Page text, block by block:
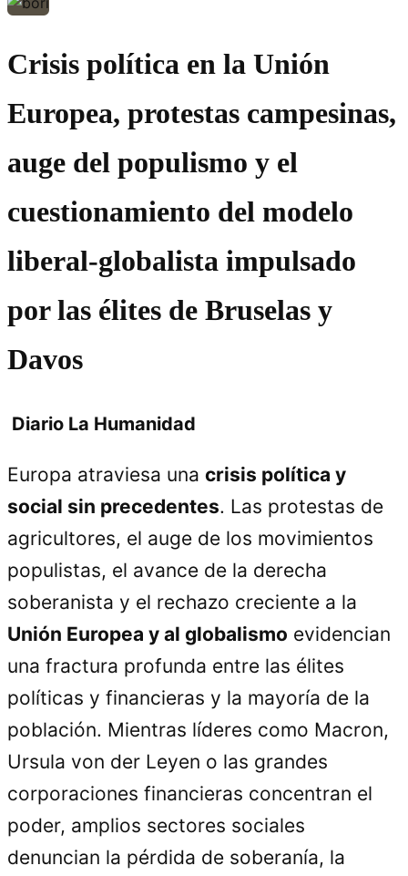
Crisis política en la Unión
Europea, protestas campesinas,
auge del populismo y el
cuestionamiento del modelo
liberal-globalista impulsado
por las élites de Bruselas y
Davos
Diario La Humanidad
Europa atraviesa una crisis política y
social sin precedentes. Las protestas de
agricultores, el auge de los movimientos
populistas, el avance de la derecha
soberanista y el rechazo creciente a la
Unión Europea y al globalismo evidencian
una fractura profunda entre las élites
políticas y financieras y la mayoría de la
población. Mientras líderes como Macron,
Ursula von der Leyen o las grandes
corporaciones financieras concentran el
poder, amplios sectores sociales
denuncian la pérdida de soberanía, la